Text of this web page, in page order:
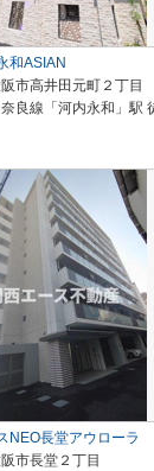
和ASIAN
市高井田元町２丁目
良線「河内永和」駅
NEO長堂アウローラ
市長堂２丁目